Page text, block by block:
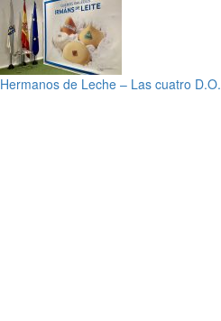
Hermanos de Leche – Las cuatro